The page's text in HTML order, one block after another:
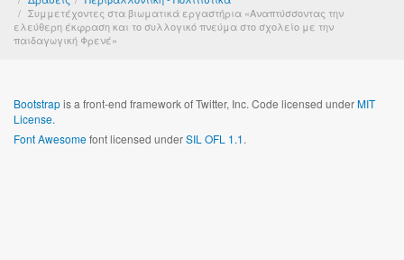
Συμμετέχοντες στα βιωματικά εργαστήρια «Αναπτύσσοντας την
ελεύθερη έκφραση και το συλλογικό πνεύμα στο σχολείο με την
παιδαγωγική Φρενέ»
Bootstrapis a front-end framework of Twitter, Inc. Code licensed underMIT
License.
Font Awesomefont licensed underSIL OFL 1.1.